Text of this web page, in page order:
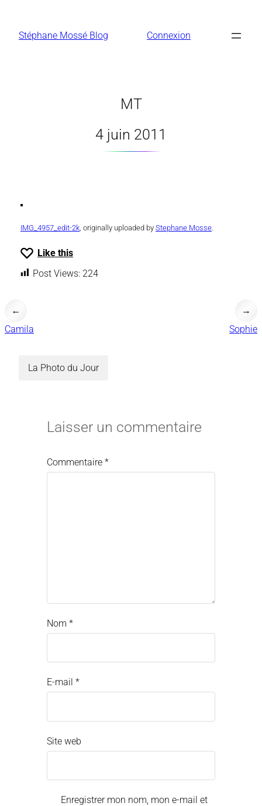
contenu
Stéphane Mossé Blog Connexion
MT
4 juin 2011
IMG_4957_edit-2k , originally uploaded by Stephane Mosse
Like this
Post Views: 224
←
Camila
Sophie
→
La Photo du Jour
Laisser un commentaire
Commentaire *
Nom *
E-mail *
Site web
Enregistrer mon nom, mon e-mail et